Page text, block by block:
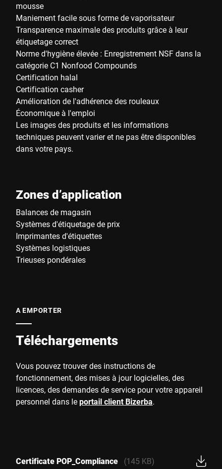
mousse
Maniement facile sous forme de vaporisateur
Transparence maximale des produits grâce à leur
étiquetage correct
Norme d'hygiène élevée : Enregistrement NSF dans la
catégorie C1 Nonfood Compounds
Certification halal
Certification casher
Amélioration de l'adhérence des rouleaux
Économique à l'emploi
Les images des produits et les informations
techniques peuvent varier et ne pas être disponibles
dans votre pays.
Zones d’application
Balances de magasin
Systèmes d'étiquetage de prix
Imprimantes d'étiquettes
Systèmes logistiques
Trieuses pondérales
A EMPORTER
Téléchargements
Vous pouvez trouver des instructions de
fonctionnement, des mises à jour logicielles, des
licences, des demandes de service pour votre appareil
personnel dans leportail client Bizerba.
Certificate POP_Compliance (145 KB)